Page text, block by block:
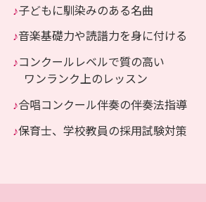
♪子どもに馴染みのある名曲
♪音楽基礎力や読譜力を身に付ける
♪コンクールレベルで質の高い
ワンランク上のレッスン
♪合唱コンクール伴奏の伴奏法指導
♪保育士、学校教員の採用試験対策